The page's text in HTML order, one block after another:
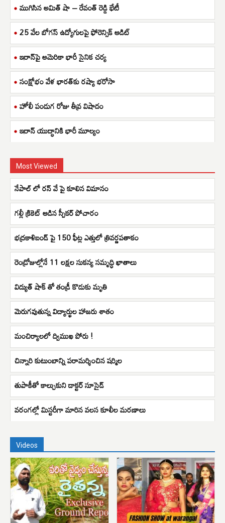
ముగిసిన అమిత్ షా – రేవంత్ రెడ్డి భేటీ
25 వేల బోగస్ ఉద్యోగులపై ఫోరెన్సిక్ ఆడిట్
ఇరాన్‌పై అమెరికా భారీ సైనిక చర్య
సంక్షోభం వేళ భారత్‌కు రష్యా భరోసా
హోలీ పండుగ రోజు తీవ్ర విషాదం
ఇరాన్ యుద్ధానికి భారీ మూల్యం
Most Viewed
నేపాల్ లో రన్ వే పై కూలిన విమానం
గల్లీ క్రికెట్ ఆడిన స్పీకర్ పోచారం
భద్రకాళిబండ్ పై 150 ఫీట్ల ఎత్తులో త్రివర్ణపతాకం
రెండ్రోజుల్లోనే 11 లక్షల సుకన్య సమృద్ధి ఖాతాలు
విద్యుత్ షాక్ తో తండ్రీ కొడుకు మృతి
మెరుగవుతున్న విద్యార్థుల హాజరు శాతం
మంచిర్యాలలో ద్విముఖ పోరు !
చిన్నారి కుటుంబాన్ని పరామర్శించిన షర్మిల
తుపాకీతో కాల్చుకుని డాక్టర్ సూసైడ్
వరంగల్లో మిస్టరీగా మారిన వలస కూలీల మరణాలు
Videos